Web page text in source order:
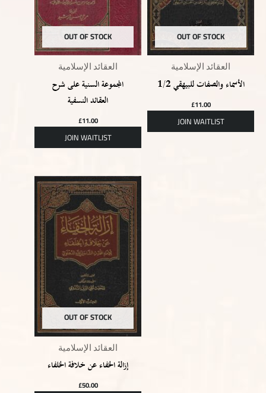
OUT OF STOCK
العقائد الإسلامية
المجموعة السنية على شرح
العقائد النسفية
£11.00
OUT OF STOCK
العقائد الإسلامية
الأسماء والصفات للبيهقي 1/2
£11.00
OUT OF STOCK
العقائد الإسلامية
إزالة الخفاء عن خلافة الخلفاء
£50.00